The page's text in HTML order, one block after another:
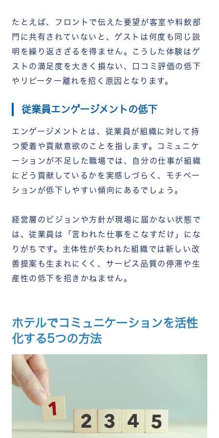
たとえば、フロントで伝えた要望が客室や料飲部
門に共有されていないと、ゲストは何度も同じ説
明を繰り返さざるを得ません。こうした体験はゲ
ストの満足度を大きく損ない、口コミ評価の低下
やリピーター離れを招く原因となります。
従業員エンゲージメントの低下
エンゲージメントとは、従業員が組織に対して持
つ愛着や貢献意欲のことを指します。コミュニケ
ーションが不足した職場では、自分の仕事が組織
にどう貢献しているかを実感しづらく、モチベー
ションが低下しやすい傾向にあるでしょう。
経営層のビジョンや方針が現場に届かない状態で
は、従業員は「言われた仕事をこなすだけ」にな
りがちです。主体性が失われた組織では新しい改
善提案も生まれにくく、サービス品質の停滞や生
産性の低下を招きかねません。
ホテルでコミュニケーションを活性
化する5つの方法